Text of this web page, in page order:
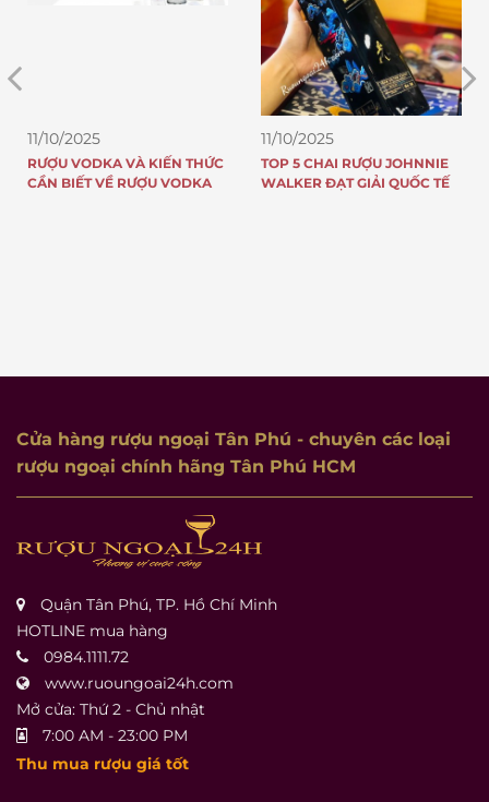
11/10/2025
RƯỢU VODKA VÀ KIẾN THỨC
CẦN BIẾT VỀ RƯỢU VODKA
11/10/2025
TOP 5 CHAI RƯỢU JOHNNIE
WALKER ĐẠT GIẢI QUỐC TẾ
Cửa hàng rượu ngoại Tân Phú - chuyên các loại
rượu ngoại chính hãng Tân Phú HCM
Quận Tân Phú, TP. Hồ Chí Minh
HOTLINE mua hàng
0984.1111.72
www.ruoungoai24h.com
Mở cửa: Thứ 2 - Chủ nhật
7:00 AM - 23:00 PM
Thu mua rượu giá tốt